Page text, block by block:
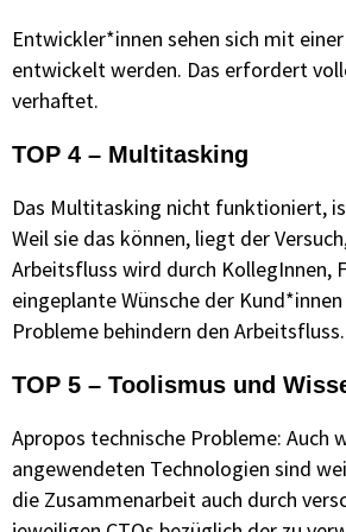
Entwickler*innen sehen sich mit
entwickelt werden. Das erfordert
verhaftet.
TOP 4 – Multitasking
Das Multitasking nicht funktioniert,
Weil sie das können, liegt der
Arbeitsfluss wird durch KollegInnen,
eingeplante Wünsche der
Probleme behindern den Arbeitsfluss.
TOP 5 – Toolismus und
Apropos technische Probleme:
angewendeten Technologien sind
die Zusammenarbeit auch durch